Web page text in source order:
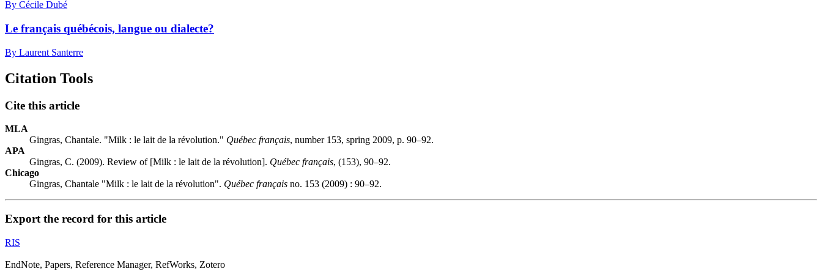
By Cécile Dubé
Le français québécois, langue ou dialecte?
By Laurent Santerre
Citation Tools
Cite this article
MLA
Gingras, Chantale. "Milk : le lait de la révolution." Québec français, number 153, spring 2009, p. 90–92.
APA
Gingras, C. (2009). Review of [Milk : le lait de la révolution]. Québec français, (153), 90–92.
Chicago
Gingras, Chantale "Milk : le lait de la révolution". Québec français no. 153 (2009) : 90–92.
Export the record for this article
RIS
EndNote, Papers, Reference Manager, RefWorks, Zotero